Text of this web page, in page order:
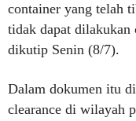
container yang telah
tidak dapat dilakukan
dikutip Senin (8/7).
Dalam dokumen itu
clearance di wilayah